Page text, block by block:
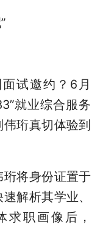
试邀约？6月
就业综合服务
珩真切体验到
将身份证置于
解析其学业、
求职画像后，